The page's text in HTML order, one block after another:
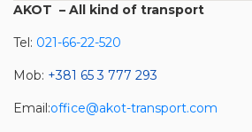
privateinternetaccess
AKOT – All kind of transport
Tel: 021-66-22-520
Mob: +381 65 3 777 293
Email:office@akot-transport.com